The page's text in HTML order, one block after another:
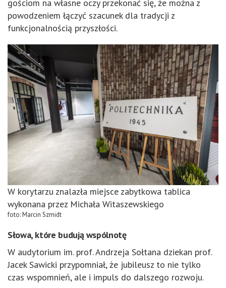
gościom na własne oczy przekonać się, że można z
powodzeniem łączyć szacunek dla tradycji z
funkcjonalnością przyszłości.
W korytarzu znalazła miejsce zabytkowa tablica
wykonana przez Michała Witaszewskiego
foto: Marcin Szmidt
Słowa, które budują wspólnotę
W audytorium im. prof. Andrzeja Sołtana dziekan prof.
Jacek Sawicki przypomniał, że jubileusz to nie tylko
czas wspomnień, ale i impuls do dalszego rozwoju.